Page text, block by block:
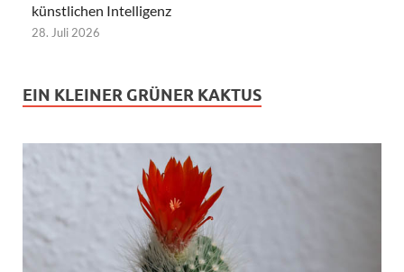
künstlichen Intelligenz
28. Juli 2026
EIN KLEINER GRÜNER KAKTUS